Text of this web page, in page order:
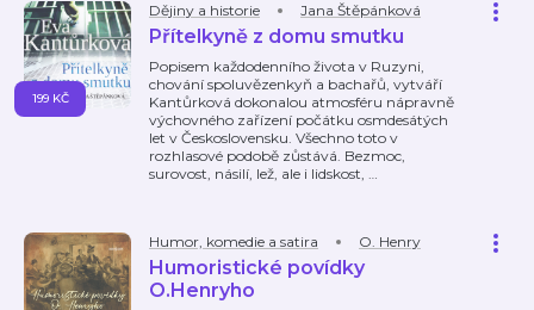
Dějiny a historie Jana Štěpánková
Přítelkyně z domu smutku
Popisem každodenního života v Ruzyni,
chování spoluvězenkyň a bachařů, vytváří
Kantůrková dokonalou atmosféru nápravně
výchovného zařízení počátku osmdesátých
let v Československu. Všechno toto v
rozhlasové podobě zůstává. Bezmoc,
surovost, násilí, lež, ale i lidskost, …
199 KČ
Humor, komedie a satira O. Henry
Humoristické povídky
O.Henryho